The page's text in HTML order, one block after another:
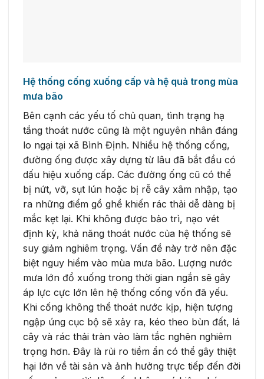
Hệ thống cống xuống cấp và hệ quả trong mùa
mưa bão
Bên cạnh các yếu tố chủ quan, tình trạng hạ
tầng thoát nước cũng là một nguyên nhân đáng
lo ngại tại xã Bình Định. Nhiều hệ thống cống,
đường ống được xây dựng từ lâu đã bắt đầu có
dấu hiệu xuống cấp. Các đường ống cũ có thể
bị nứt, vỡ, sụt lún hoặc bị rễ cây xâm nhập, tạo
ra những điểm gồ ghề khiến rác thải dễ dàng bị
mắc kẹt lại. Khi không được bảo trì, nạo vét
định kỳ, khả năng thoát nước của hệ thống sẽ
suy giảm nghiêm trọng. Vấn đề này trở nên đặc
biệt nguy hiểm vào mùa mưa bão. Lượng nước
mưa lớn đổ xuống trong thời gian ngắn sẽ gây
áp lực cực lớn lên hệ thống cống vốn đã yếu.
Khi cống không thể thoát nước kịp, hiện tượng
ngập úng cục bộ sẽ xảy ra, kéo theo bùn đất, lá
cây và rác thải tràn vào làm tắc nghẽn nghiêm
trọng hơn. Đây là rủi ro tiềm ẩn có thể gây thiệt
hại lớn về tài sản và ảnh hưởng trực tiếp đến đời